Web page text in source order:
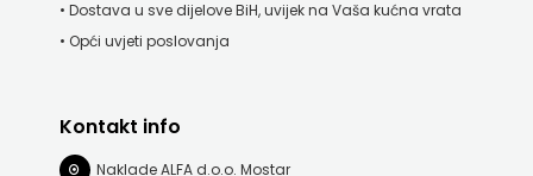
• Dostava u sve dijelove BiH, uvijek na Vaša kućna vrata
• Opći uvjeti poslovanja
Kontakt info
Naklade ALFA d.o.o. Mostar